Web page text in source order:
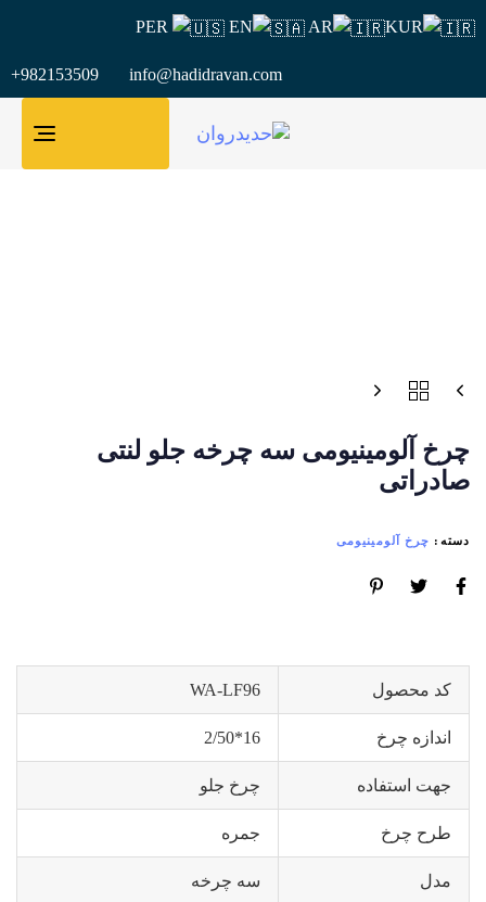
PER EN AR KUR
+982153509 info@hadidravan.com
چرخ آلومينيومی سه چرخه جلو لنتی
صادراتی
دسته: چرخ آلومینیومی
کد محصول WA-LF96
اندازه چرخ 16*2/50
جهت استفاده چرخ جلو
طرح چرخ جمره
مدل سه چرخه